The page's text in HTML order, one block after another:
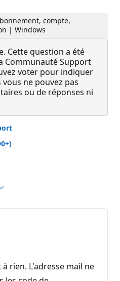
compte,
| Windows
Cette question a été
Communauté Support
voter pour indiquer
ne pouvez pas
ou de réponses ni
rien. L'adresse mail ne